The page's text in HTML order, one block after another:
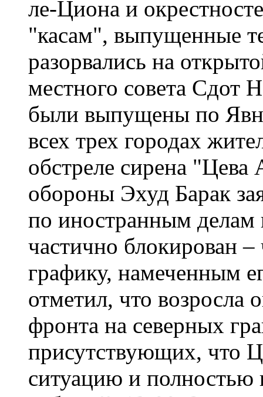
ле-Циона и
"касам", выпущенные
разорвались на
местного совета Сдот
были выпущены по
всех трех городах
обстреле сирена
обороны Эхуд Барак
по иностранным делам
частично блокирован –
графику, намеченным
отметил, что возросла
фронта на северных
присутствующих, что
ситуацию и полностью